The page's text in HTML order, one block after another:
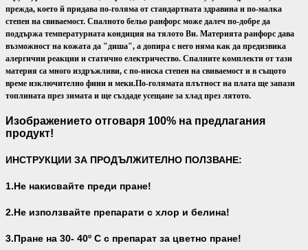
прежда, което й придава по-голяма от стандартната здравина и по-малка
степен на свиваемост. Спалното бельо ранфорс може далеч по-добре да
поддържа температурната кондиция на тялото Ви. Материята ранфорс дава
възможност на кожата да "диша", а допира с него няма как да предизвика
алергични реакции и статично електричество. Спалните комплекти от тази
материя са много издръжливи, с по-ниска степен на свиваемост и в същото
време изключително фини и меки.По-голямата плътност на плата ще запази
топлината през зимата и ще създаде усещане за хлад през лятото.
Изображението отговаря 100% на предлагания
продукт!
ИНСТРУКЦИИ ЗА ПРОДЪЛЖИТЕЛНО ПОЛЗВАНЕ:
1.Не накисвайте преди пране!
2.Не използвайте препарати с хлор и белина!
3.Пране на 30- 40º С с препарат за цветно пране!